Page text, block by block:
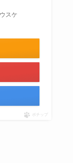
スケ
ポチップ